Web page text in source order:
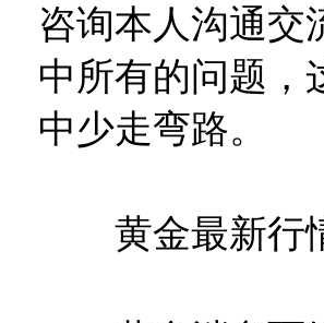
咨询本人沟通交
中所有的问题，
中少走弯路。
黄金最新行